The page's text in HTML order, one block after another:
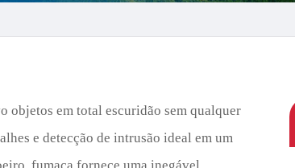
objetos em total escuridão sem qualquer
e detecção de intrusão ideal em um
fumaça fornece uma inegável